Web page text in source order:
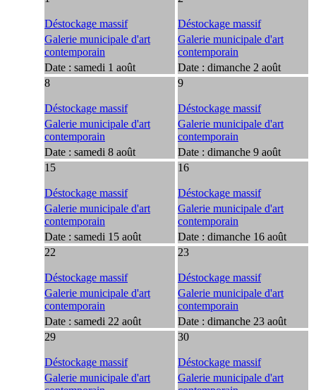
Déstockage massif
Galerie municipale d'art
contemporain
Date : samedi 1 août
Déstockage massif
Galerie municipale d'art
contemporain
Date : dimanche 2 août
8
Déstockage massif
Galerie municipale d'art
contemporain
Date : samedi 8 août
9
Déstockage massif
Galerie municipale d'art
contemporain
Date : dimanche 9 août
15
Déstockage massif
Galerie municipale d'art
contemporain
Date : samedi 15 août
16
Déstockage massif
Galerie municipale d'art
contemporain
Date : dimanche 16 août
22
Déstockage massif
Galerie municipale d'art
contemporain
Date : samedi 22 août
23
Déstockage massif
Galerie municipale d'art
contemporain
Date : dimanche 23 août
29
Déstockage massif
Galerie municipale d'art
30
Déstockage massif
Galerie municipale d'art